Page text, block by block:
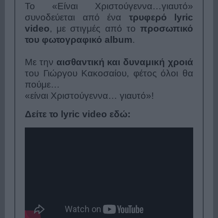
Το «Είναι Χριστούγεννα…γιαυτό»
συνοδεύεται από ένα τρυφερό lyric
video, με στιγμές από το προσωπικό
του φωτογραφικό album.
Με την αισθαντική και δυναμική χροιά
του Γιώργου Κακοσαίου, φέτος όλοι θα
πούμε…
«είναι Χριστούγεννα… γιαυτό»!
Δείτε το lyric video εδώ: